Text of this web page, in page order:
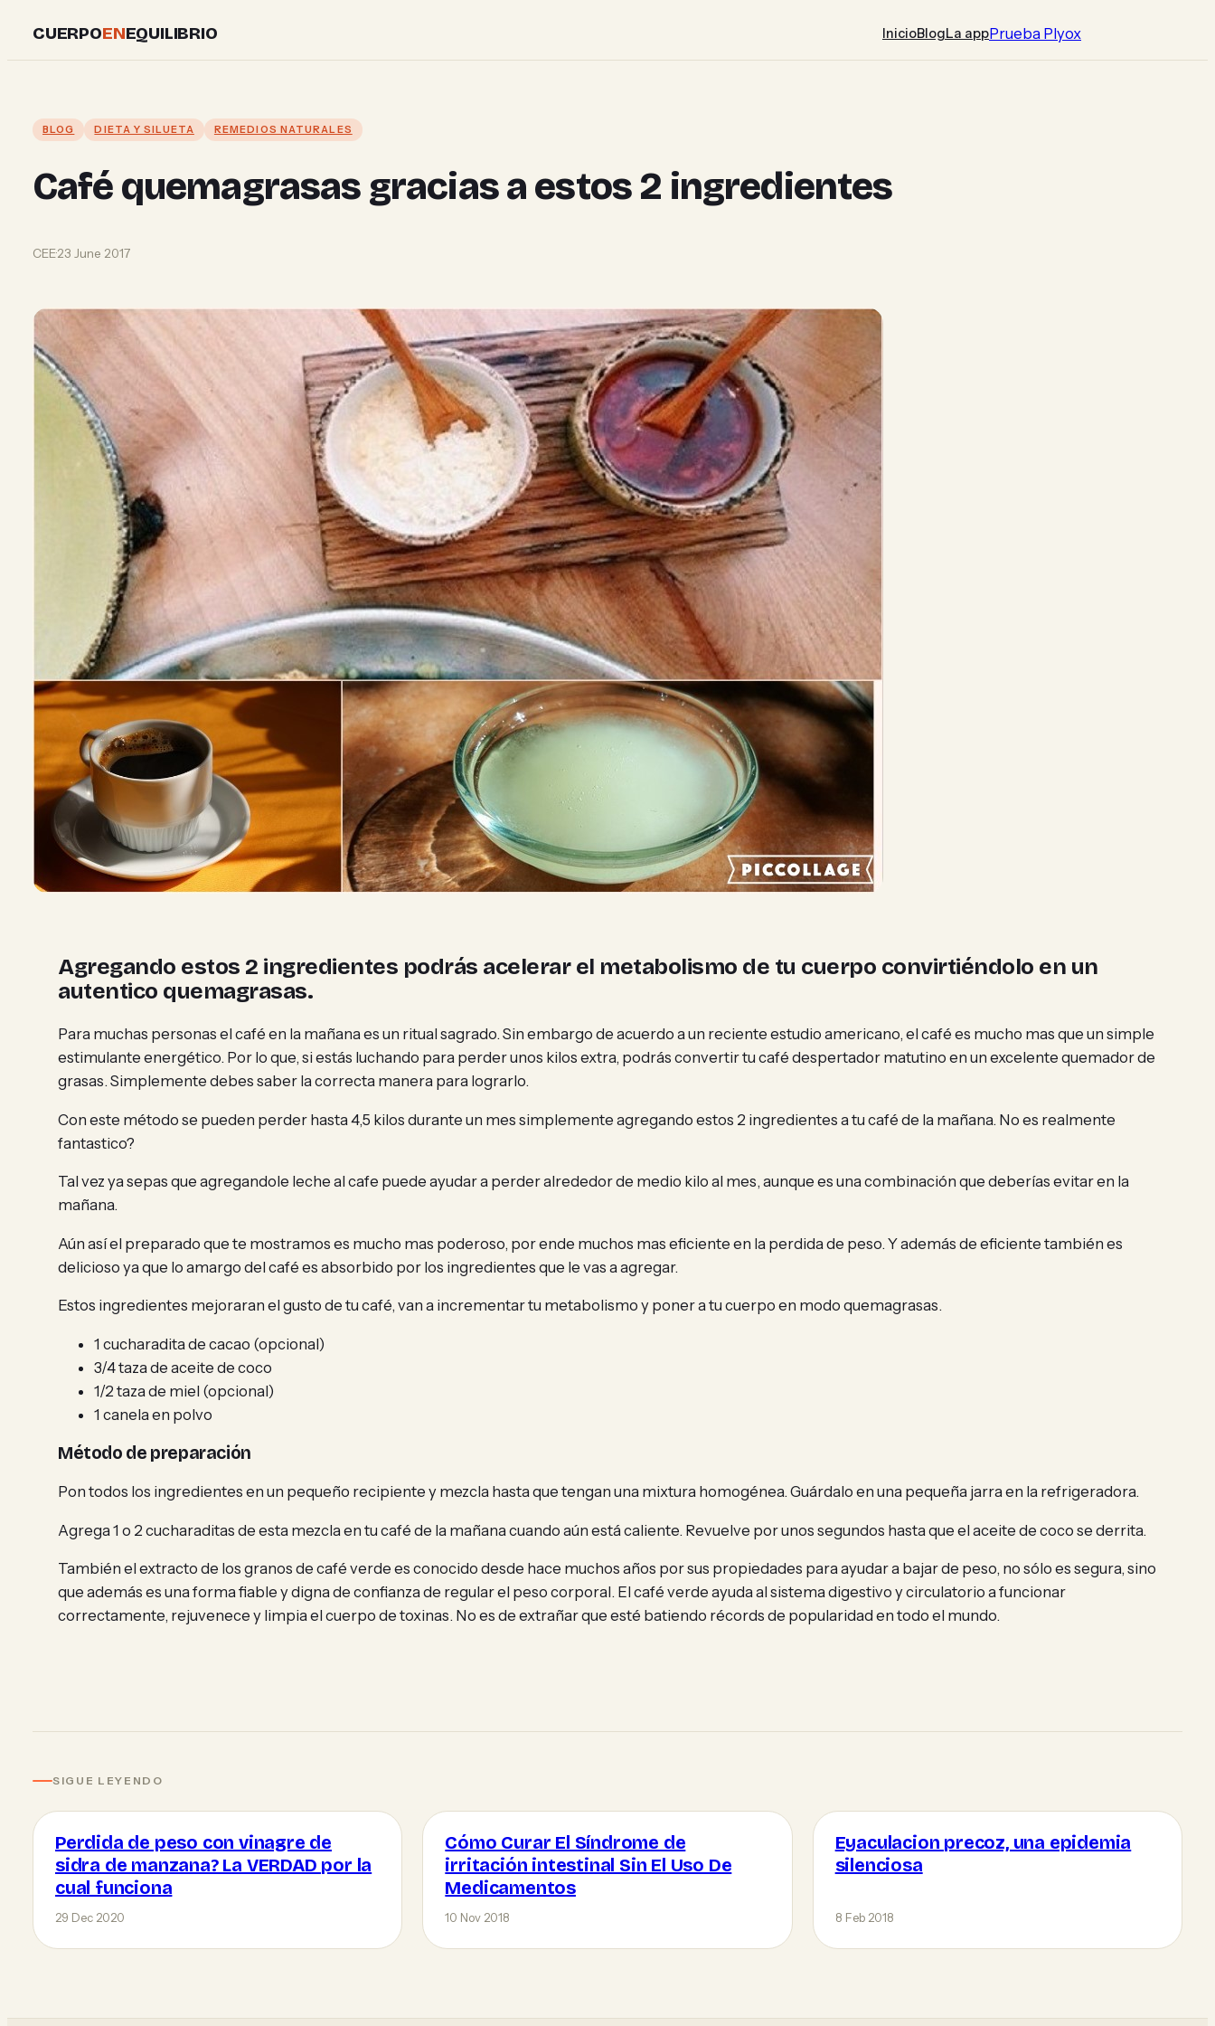
content
CUERPOENEQUILIBRIO InicioBlogLa appPrueba Plyox
BLOG DIETA Y SILUETA REMEDIOS NATURALES
Café quemagrasas gracias a estos 2 ingredientes
CEE·23 June 2017
Agregando estos 2 ingredientes podrás acelerar el metabolismo de tu cuerpo convirtiéndolo en un
autentico quemagrasas.
Para muchas personas el café en la mañana es un ritual sagrado. Sin embargo de acuerdo a un reciente estudio americano, el café es mucho mas que un simple
estimulante energético. Por lo que, si estás luchando para perder unos kilos extra, podrás convertir tu café despertador matutino en un excelente quemador de
grasas. Simplemente debes saber la correcta manera para lograrlo.
Con este método se pueden perder hasta 4,5 kilos durante un mes simplemente agregando estos 2 ingredientes a tu café de la mañana. No es realmente
fantastico?
Tal vez ya sepas que agregandole leche al cafe puede ayudar a perder alrededor de medio kilo al mes, aunque es una combinación que deberías evitar en la
mañana.
Aún así el preparado que te mostramos es mucho mas poderoso, por ende muchos mas eficiente en la perdida de peso. Y además de eficiente también es
delicioso ya que lo amargo del café es absorbido por los ingredientes que le vas a agregar.
Estos ingredientes mejoraran el gusto de tu café, van a incrementar tu metabolismo y poner a tu cuerpo en modo quemagrasas.
1 cucharadita de cacao (opcional)
3/4 taza de aceite de coco
1/2 taza de miel (opcional)
1 canela en polvo
Método de preparación
Pon todos los ingredientes en un pequeño recipiente y mezcla hasta que tengan una mixtura homogénea. Guárdalo en una pequeña jarra en la refrigeradora.
Agrega 1 o 2 cucharaditas de esta mezcla en tu café de la mañana cuando aún está caliente. Revuelve por unos segundos hasta que el aceite de coco se derrita.
También el extracto de los granos de café verde es conocido desde hace muchos años por sus propiedades para ayudar a bajar de peso, no sólo es segura, sino
que además es una forma fiable y digna de confianza de regular el peso corporal. El café verde ayuda al sistema digestivo y circulatorio a funcionar
correctamente, rejuvenece y limpia el cuerpo de toxinas. No es de extrañar que esté batiendo récords de popularidad en todo el mundo.
SIGUE LEYENDO
Perdida de peso con vinagre de
sidra de manzana? La VERDAD por la
cual funciona
29 Dec 2020
Cómo Curar El Síndrome de
irritación intestinal Sin El Uso De
Medicamentos
10 Nov 2018
Eyaculacion precoz, una epidemia
silenciosa
8 Feb 2018